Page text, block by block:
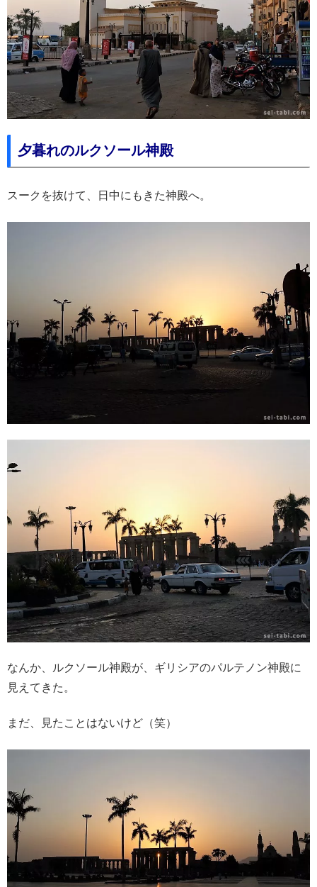
夕暮れのルクソール神殿
スークを抜けて、日中にもきた神殿へ。
なんか、ルクソール神殿が、ギリシアのパルテノン神殿に
見えてきた。
まだ、見たことはないけど（笑）